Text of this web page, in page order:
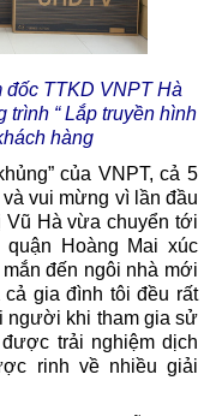
đốc TTKD VNPT Hà
“ Lắp truyền hình
hàng
của VNPT, cả 5
vui mừng vì lần đầu
Vũ Hà vừa chuyển tới
Hoàng Mai xúc
đến ngôi nhà mới
gia đình tôi đều rất
người khi tham gia sử
trải nghiệm dịch
rinh về nhiều giải